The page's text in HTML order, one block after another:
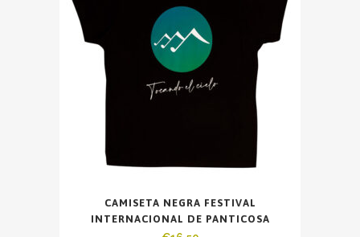
CAMISETA NEGRA FESTIVAL
INTERNACIONAL DE PANTICOSA